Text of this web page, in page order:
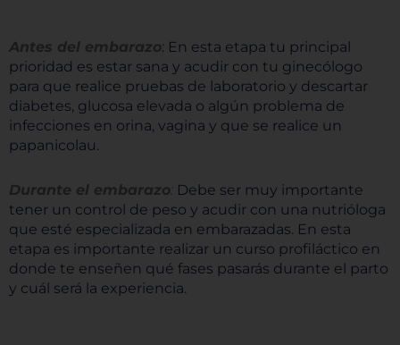
Antes del embarazo: En esta etapa tu principal
prioridad es estar sana y acudir con tu ginecólogo
para que realice pruebas de laboratorio y descartar
diabetes, glucosa elevada o algún problema de
infecciones en orina, vagina y que se realice un
papanicolau.
Durante el embarazo: Debe ser muy importante
tener un control de peso y acudir con una nutrióloga
que esté especializada en embarazadas. En esta
etapa es importante realizar un curso profiláctico en
donde te enseñen qué fases pasarás durante el parto
y cuál será la experiencia.